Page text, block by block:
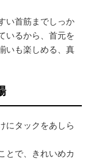
い首筋までしっか
いるから、首元を
いも楽しめる、真
にタックをあしら
とで、きれいめカ